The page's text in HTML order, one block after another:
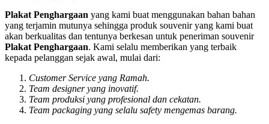
Plakat Penghargaan yang kami buat menggunakan bahan bahan
yang terjamin mutunya sehingga produk souvenir yang kami buat
akan berkualitas dan tentunya berkesan untuk peneriman souvenir
Plakat Penghargaan. Kami selalu memberikan yang terbaik
kepada pelanggan sejak awal, mulai dari:
Customer Service yang Ramah.
Team designer yang inovatif.
Team produksi yang profesional dan cekatan.
Team packaging yang selalu safety mengemas barang.